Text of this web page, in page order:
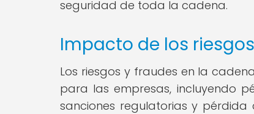
seguridad de toda la cadena.
Impacto de los
Los riesgos y fraudes en la
para las empresas, incluyendo
sanciones regulatorias y